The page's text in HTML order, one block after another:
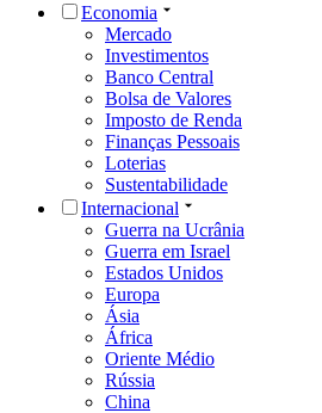
Economia
Mercado
Investimentos
Banco Central
Bolsa de Valores
Imposto de Renda
Finanças Pessoais
Loterias
Sustentabilidade
Internacional
Guerra na Ucrânia
Guerra em Israel
Estados Unidos
Europa
Ásia
África
Oriente Médio
Rússia
China